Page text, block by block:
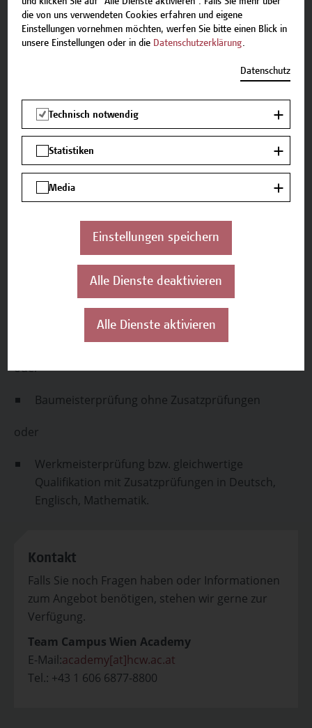
Gleichwertig ist es, wenn es völkerrechtlich
vereinbart ist oder nostrifiziert wurde. Die
Studiengangsleitung kann das Zeugnis auch im
Zugang aus dem Berufsfeld:
Facheinschlägiger Lehrabschluss und
nachweisliche dreijährige einschlägige
Berufserfahrung in der Baubranche mit
Zusatzprüfungen in Deutsch, Mathematik,
Englisch, Darstellende Geometrie, Physik.
Nachweisbare einschlägige berufliche
Berufserfahrung im Baubewerbe (fünf Jahre) mit
Zusatzprüfungen in Deutsch, Mathematik,
oder
Baumeisterprüfung ohne Zusatzprüfungen
oder
Werkmeisterprüfung bzw. gleichwertige
Qualifikation mit Zusatzprüfungen in Deutsch,
Englisch, Mathematik.
Kontakt
Falls Sie noch Fragen haben oder Informationen
zum Angebot benötigen, stehen wir gerne zur
Verfügung.
Team Campus Wien Academy
E-Mail:academy[at]hcw.ac.at
Tel.: +43 1 606 6877-8800
die von uns verwendeten Cookies erfahren und eigene
Einstellungen vornehmen möchten, werfen Sie bitte einen Blick in
unsere Einstellungen oder in die Datenschutzerklärung.
Datenschutz
Technisch notwendig
Statistiken
Media
Einstellungen speichern
Alle Dienste deaktivieren
Alle Dienste aktivieren